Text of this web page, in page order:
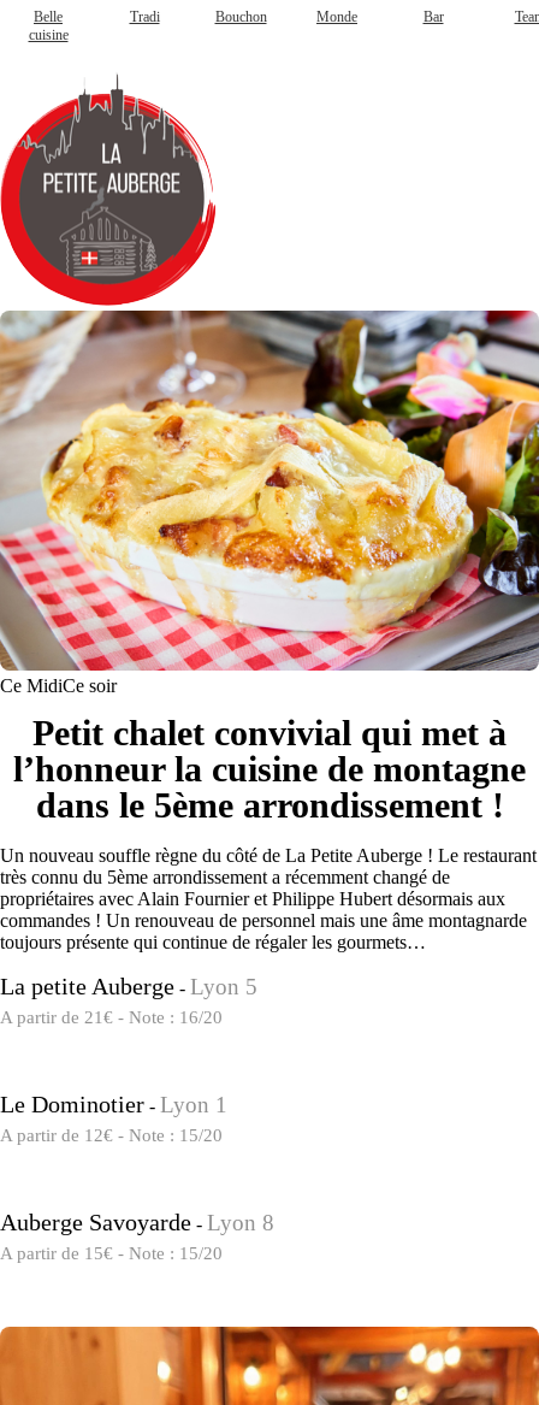
Belle
cuisine
Tradi Bouchon Monde Bar
Ce MidiCe soir
Petit chalet convivial qui met à
l’honneur la cuisine de montagne
dans le 5ème arrondissement !
Un nouveau souffle règne du côté de La Petite Auberge ! Le restaurant
très connu du 5ème arrondissement a récemment changé de
propriétaires avec Alain Fournier et Philippe Hubert désormais aux
commandes ! Un renouveau de personnel mais une âme montagnarde
toujours présente qui continue de régaler les gourmets…
La petite Auberge - Lyon 5
A partir de 21€ - Note : 16/20
Le Dominotier - Lyon 1
A partir de 12€ - Note : 15/20
Auberge Savoyarde - Lyon 8
A partir de 15€ - Note : 15/20